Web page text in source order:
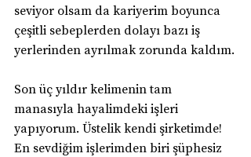
seviyor olsam da kariyerim boyunca
çeşitli sebeplerden dolayı bazı iş
yerlerinden ayrılmak zorunda kaldım.
Son üç yıldır kelimenin tam
manasıyla hayalimdeki işleri
yapıyorum. Üstelik kendi şirketimde!
En sevdiğim işlerimden biri şüphesiz